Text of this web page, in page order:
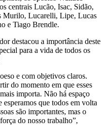
centrais Lucão, Isac, Sidão,
Murilo, Lucarelli, Lipe, Lucas
e Tiago Brendle.
destacou a importância deste
para a vida de todos os
e com objetivos claros.
do momento em que esses
importa. Não há espaço
esperamos que todos em volta
são importantes, mas o
do nosso trabalho”,